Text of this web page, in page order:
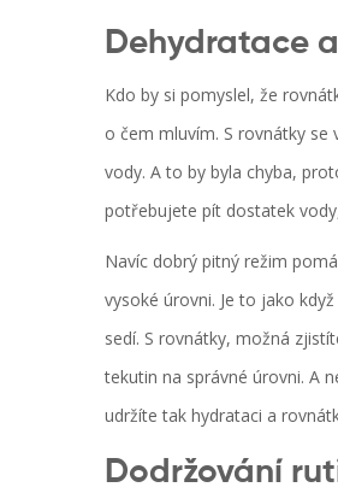
Dehydratace
Kdo by si pomyslel, že
o čem mluvím. S rovnátky
vody. A to by byla chyba,
potřebujete pít dostatek
Navíc dobrý pitný režim
vysoké úrovni. Je to jako
sedí. S rovnátky, možná
tekutin na správné úrovni. A
udržíte tak hydrataci a
Dodržování